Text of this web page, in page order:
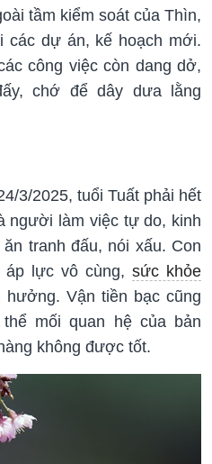
tầm kiểm soát của Thìn,
các dự án, kế hoạch mới.
công việc còn dang dở,
chớ để dây dưa lằng
3/2025, tuổi Tuất phải hết
người làm việc tự do, kinh
tranh đấu, nói xấu. Con
áp lực vô cùng, sức khỏe
Vận tiền bạc cũng
mối quan hệ của bản
không được tốt.